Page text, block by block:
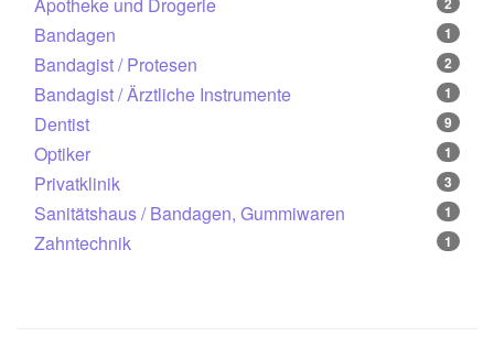
Bandagen 1
Bandagist / Protesen 2
Bandagist / Ärztliche Instrumente 1
Dentist 9
Optiker 1
Privatklinik 3
Sanitätshaus / Bandagen, Gummiwaren 1
Zahntechnik 1